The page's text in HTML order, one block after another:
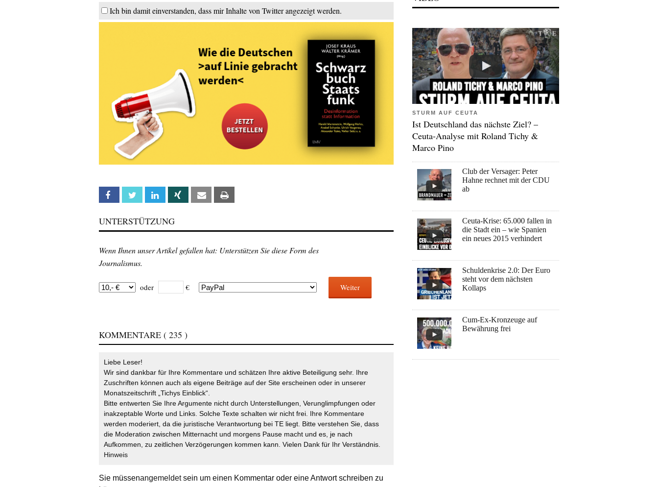
Ich bin damit einverstanden, dass mir Inhalte von Twitter angezeigt werden.
Facebook Twitter Linkedin Xing Email
UNTERSTÜTZUNG
Wenn Ihnen unser Artikel gefallen hat: Unterstützen Sie diese Form des
Journalismus.
oder € Weiter
KOMMENTARE ( 235 )
Liebe Leser!
Wir sind dankbar für Ihre Kommentare und schätzen Ihre aktive Beteiligung sehr. Ihre
Zuschriften können auch als eigene Beiträge auf der Site erscheinen oder in unserer
Monatszeitschrift „Tichys Einblick“.
Bitte entwerten Sie Ihre Argumente nicht durch Unterstellungen, Verunglimpfungen oder
inakzeptable Worte und Links. Solche Texte schalten wir nicht frei. Ihre Kommentare
werden moderiert, da die juristische Verantwortung bei TE liegt. Bitte verstehen Sie, dass
die Moderation zwischen Mitternacht und morgens Pause macht und es, je nach
Aufkommen, zu zeitlichen Verzögerungen kommen kann. Vielen Dank für Ihr Verständnis.
Hinweis
Sie müssenangemeldetsein um einen Kommentar oder eine Antwort schreiben zu
STURM AUF CEUTA
Ist Deutschland das nächste Ziel? –
Ceuta-Analyse mit Roland Tichy &
Marco Pino
Club der Versager: Peter
Hahne rechnet mit der CDU
ab
Ceuta-Krise: 65.000 fallen in
die Stadt ein – wie Spanien
ein neues 2015 verhindert
Schuldenkrise 2.0: Der Euro
steht vor dem nächsten
Kollaps
Cum-Ex-Kronzeuge auf
Bewährung frei